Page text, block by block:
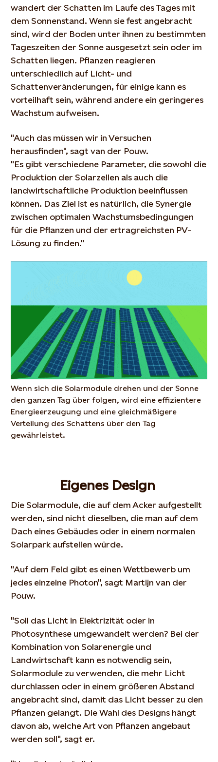
wandert der Schatten im Laufe des Tages mit
dem Sonnenstand. Wenn sie fest angebracht
sind, wird der Boden unter ihnen zu bestimmten
Tageszeiten der Sonne ausgesetzt sein oder im
Schatten liegen. Pflanzen reagieren
unterschiedlich auf Licht- und
Schattenveränderungen, für einige kann es
vorteilhaft sein, während andere ein geringeres
Wachstum aufweisen.
"Auch das müssen wir in Versuchen
herausfinden", sagt van der Pouw.
"Es gibt verschiedene Parameter, die sowohl die
Produktion der Solarzellen als auch die
landwirtschaftliche Produktion beeinflussen
können. Das Ziel ist es natürlich, die Synergie
zwischen optimalen Wachstumsbedingungen
für die Pflanzen und der ertragreichsten PV-
Lösung zu finden."
Wenn sich die Solarmodule drehen und der Sonne
den ganzen Tag über folgen, wird eine effizientere
Energieerzeugung und eine gleichmäßigere
Verteilung des Schattens über den Tag
gewährleistet.
Eigenes Design
Die Solarmodule, die auf dem Acker aufgestellt
werden, sind nicht dieselben, die man auf dem
Dach eines Gebäudes oder in einem normalen
Solarpark aufstellen würde.
"Auf dem Feld gibt es einen Wettbewerb um
jedes einzelne Photon", sagt Martijn van der
Pouw.
"Soll das Licht in Elektrizität oder in
Photosynthese umgewandelt werden? Bei der
Kombination von Solarenergie und
Landwirtschaft kann es notwendig sein,
Solarmodule zu verwenden, die mehr Licht
durchlassen oder in einem größeren Abstand
angebracht sind, damit das Licht besser zu den
Pflanzen gelangt. Die Wahl des Designs hängt
davon ab, welche Art von Pflanzen angebaut
werden soll", sagt er.